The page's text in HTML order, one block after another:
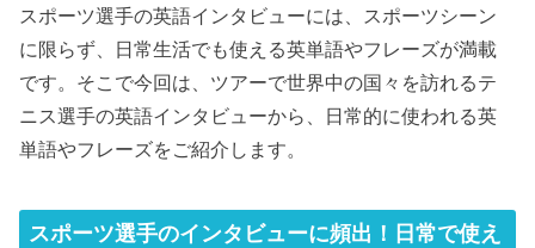
スポーツ選手の英語インタビューには、スポーツシーン
に限らず、日常生活でも使える英単語やフレーズが満載
です。そこで今回は、ツアーで世界中の国々を訪れるテ
ニス選手の英語インタビューから、日常的に使われる英
単語やフレーズをご紹介します。
スポーツ選手のインタビューに頻出！日常で使え